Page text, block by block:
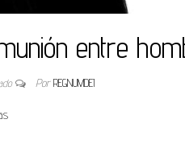
entre
Por REGNUMDEI